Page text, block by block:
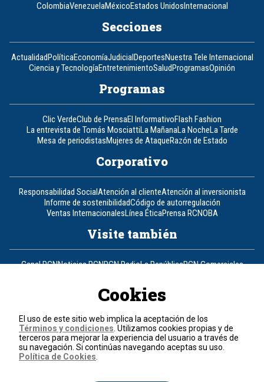
ColombiaVenezuelaMéxicoEstados UnidosInternacional
Secciones
ActualidadPolíticaEconomíaJudicialDeportesNuestra Tele Internacional
Ciencia y TecnologíaEntretenimientoSaludProgramasOpinión
Programas
Clic VerdeClub de PrensaEl InformativoFlash Fashion
La entrevista de Tomás MosciattiLa MañanaLa NocheLa Tarde
Mesa de periodistasMujeres de AtaqueRazón de Estado
Corporativo
Responsabilidad SocialAtención al clienteAtención al inversionista
Informe de sostenibilidadCódigo de autorregulación
Ventas InternacionalesLínea ÉticaPrensa RCNOBA
Visite también
Canal RCNNoticias RCNRCN RadioLa RepúblicaRCN Comerciales
Un producto de RCN Televisión
Contáctenos
Teléfono+57 (601) 426 92 92
Cookies
El uso de este sitio web implica la aceptación de los
Términos y condiciones . Utilizamos cookies propias y de
terceros para mejorar la experiencia del usuario a través de
su navegación. Si continúas navegando aceptas su uso.
Política de Cookies